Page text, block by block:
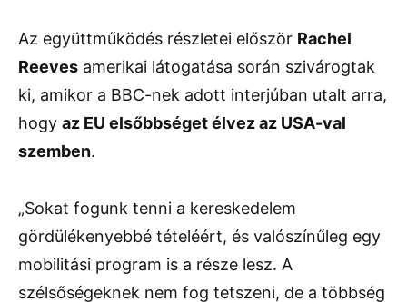
Az együttműködés részletei először Rachel
Reeves amerikai látogatása során szivárogtak
ki, amikor a BBC-nek adott interjúban utalt arra,
hogy az EU elsőbbségetélvezaz USA-val
szemben.
„Sokat fogunk tenni a kereskedelem
gördülékenyebbé tételéért, és valószínűleg egy
mobilitási program is a része lesz. A
szélsőségeknek nem fog tetszeni, de a többség